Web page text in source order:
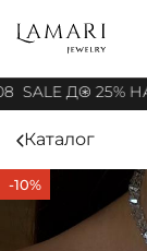
SALE ДО 25%
Каталог
-10%